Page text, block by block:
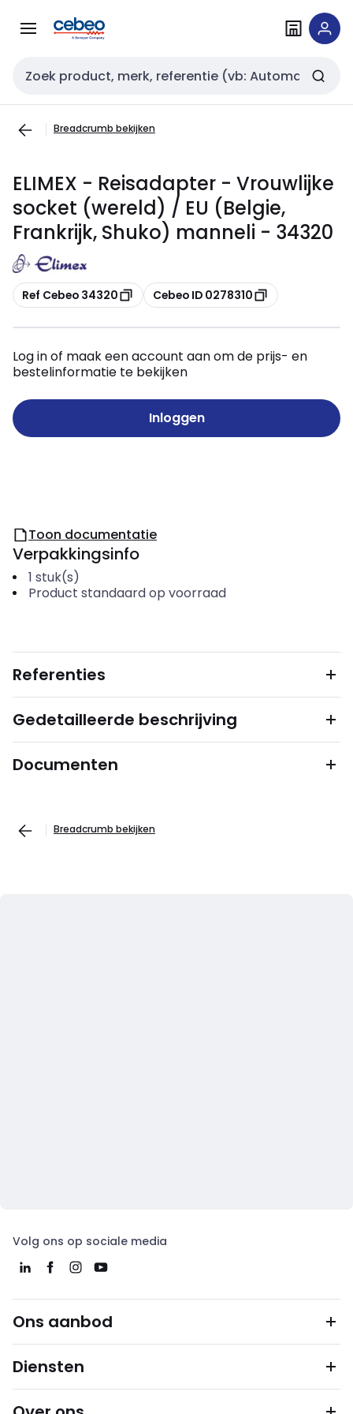
naar
naar
Zoekveld invoer
Breadcrumb bekijken
ELIMEX - Reisadapter - Vrouwlijke
socket (wereld) / EU (Belgie,
Frankrijk, Shuko) manneli - 34320
Kopiëren
Ref Cebeo 34320 Kopiëren
Cebeo ID 0278310
Log in of maak een account aan om de prijs- en
bestelinformatie te bekijken
Inloggen
Toon documentatie
Verpakkingsinfo
1 stuk(s)
Product standaard op voorraad
Referenties
Gedetailleerde beschrijving
Documenten
Breadcrumb bekijken
Volg ons op sociale media
Ons aanbod
Diensten